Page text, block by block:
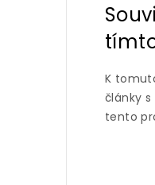
K
články
tento